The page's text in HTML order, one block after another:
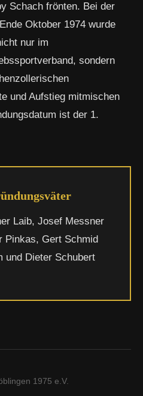
Schach frönten. Bei der
Oktober 1974 wurde
nur im
sondern
und Aufstieg mitmischen
ist der 1.
Laib, Josef Messner
Pinkas, Gert Schmid
und Dieter Schubert
1975 e.V.